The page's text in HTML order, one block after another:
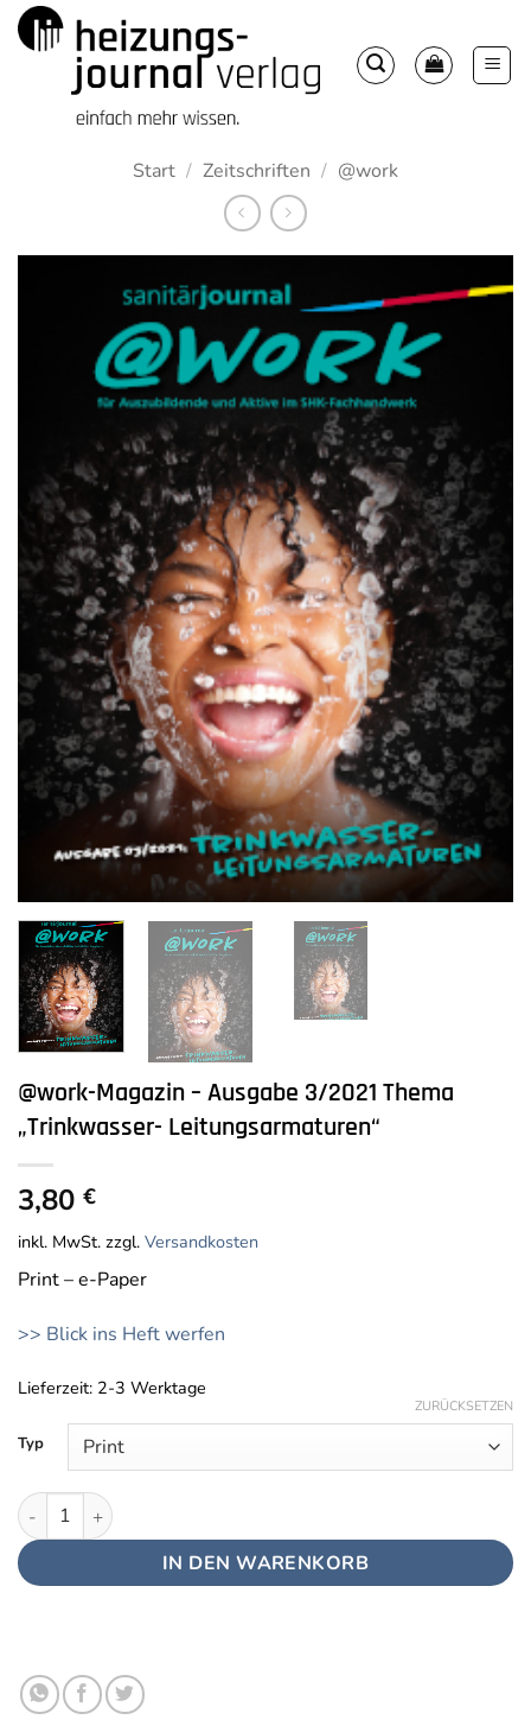
Zum
Inhalt
Start / Zeitschriften / @work
@work-Magazin – Ausgabe 3/2021 Thema
„Trinkwasser- Leitungsarmaturen“
3,80 €
inkl. MwSt. zzgl. Versandkosten
Print – e-Paper
>> Blick ins Heft werfen
Lieferzeit: 2-3 Werktage
Typ
ZURÜCKSETZEN
@work-Magazin - Ausgabe 3/2021 Thema "Trinkwasser-
IN DEN WARENKORB